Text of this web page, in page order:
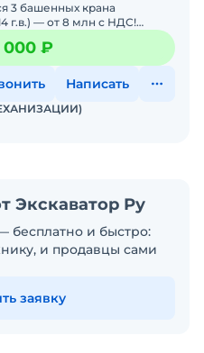
башенных крана
г.в.) — от 8 млн с НДС!
Даём возможность
000 ₽
Написать
Экскаватор Ру
бесплатно и быстро:
и продавцы сами
заявку